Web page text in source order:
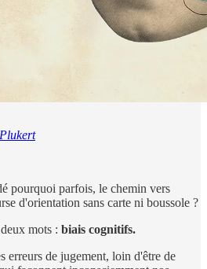
pourquoi parfois, le chemin vers
d'orientation sans carte ni boussole ?
mots : biais cognitifs.
erreurs de jugement, loin d'être de